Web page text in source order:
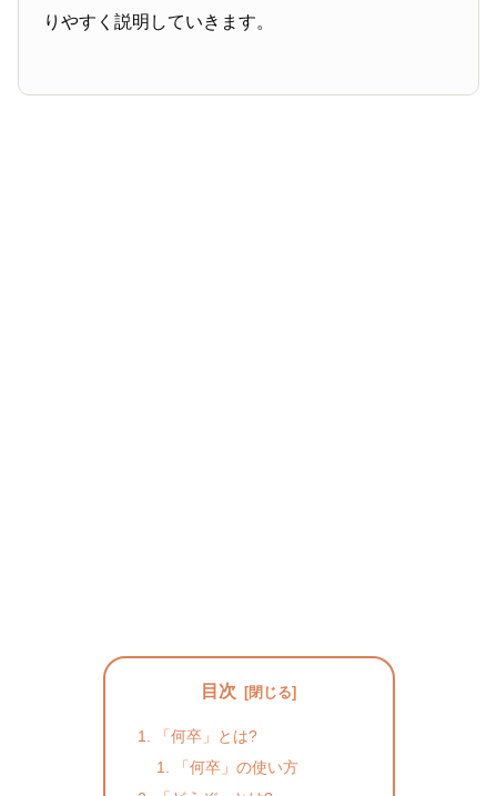
りやすく説明していきます。
目次
「何卒」とは?
「何卒」の使い方